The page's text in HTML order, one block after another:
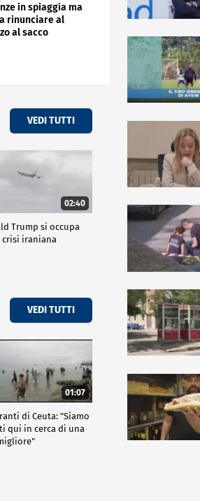
in spiaggia ma
rinunciare al
al sacco
VEDI TUTTI
02:40
Trump si occupa
crisi iraniana
VEDI TUTTI
01:07
di Ceuta: "Siamo
qui in cerca di una